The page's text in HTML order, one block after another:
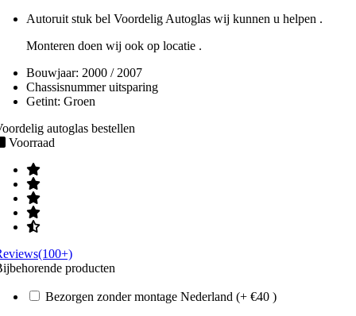
Autoruit stuk bel Voordelig Autoglas wij kunnen u helpen .
Monteren doen wij ook op locatie .
Bouwjaar: 2000 / 2007
Chassisnummer uitsparing
Getint: Groen
autoglas bestellen
Voorraad
producten
Bezorgen zonder montage Nederland (+ €40 )